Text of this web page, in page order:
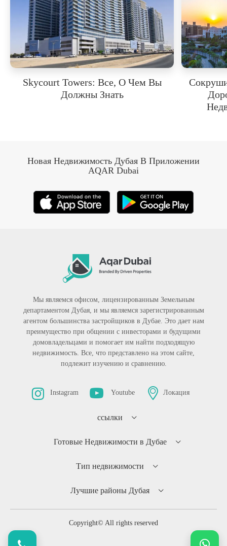
Skycourt Towers: Все, О Чем Вы
Должны Знать
Новая Недвижимость Дубая В Приложении
AQAR Dubai
Мы являемся офисом, лицензированным Земельным
департаментом Дубая, и мы являемся зарегистрированным
агентом большинства застройщиков в Дубае. Это дает нам
преимущество при общении с инвесторами и будущими
домовладельцами и помогает им найти подходящую
недвижимость. Все, что представлено на этом сайте,
подлежит изучению и сравнению.
Instagram Youtube Локация
ссылки
Готовые Недвижимости в Дубае
Тип недвижимости
Лучшие районы Дубая
Copyright© All rights reserved